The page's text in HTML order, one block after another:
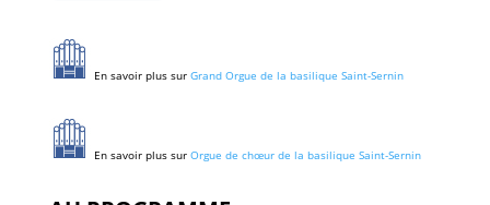
En savoir plus sur Grand Orgue de la basilique Saint-Sernin
En savoir plus sur Orgue de chœur de la basilique Saint-Sernin